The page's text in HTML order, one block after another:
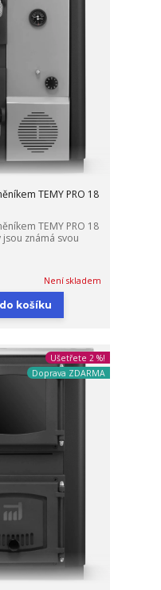
TEMY PRO 18
TEMY PRO 18
známá svou
Není skladem
košíku
Ušetřete 2 %!
Doprava ZDARMA